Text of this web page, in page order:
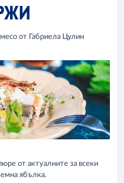
от Габриела Цулин
от актуалните за всеки
ябълка.